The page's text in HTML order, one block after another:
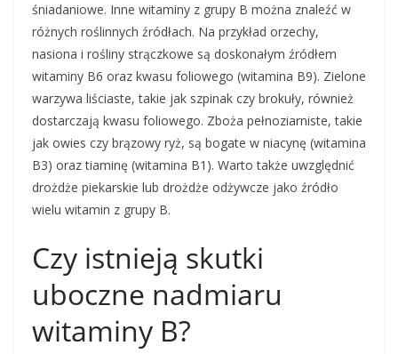
śniadaniowe. Inne witaminy z grupy B można znaleźć w
różnych roślinnych źródłach. Na przykład orzechy,
nasiona i rośliny strączkowe są doskonałym źródłem
witaminy B6 oraz kwasu foliowego (witamina B9). Zielone
warzywa liściaste, takie jak szpinak czy brokuły, również
dostarczają kwasu foliowego. Zboża pełnoziarniste, takie
jak owies czy brązowy ryż, są bogate w niacynę (witamina
B3) oraz tiaminę (witamina B1). Warto także uwzględnić
drożdże piekarskie lub drożdże odżywcze jako źródło
wielu witamin z grupy B.
Czy istnieją skutki
uboczne nadmiaru
witaminy B?